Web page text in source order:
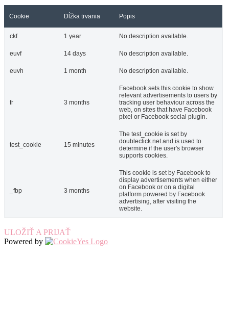
Cookie Dĺžka trvania Popis
ckf 1 year No description available.
euvf 14 days No description available.
euvh 1 month No description available.
fr 3 months
Facebook sets this cookie to show
relevant advertisements to users by
tracking user behaviour across the
web, on sites that have Facebook
pixel or Facebook social plugin.
test_cookie 15 minutes
The test_cookie is set by
doubleclick.net and is used to
determine if the user's browser
supports cookies.
_fbp 3 months
This cookie is set by Facebook to
display advertisements when either
on Facebook or on a digital
platform powered by Facebook
advertising, after visiting the
website.
ULOŽIŤ A PRIJAŤ
Powered by